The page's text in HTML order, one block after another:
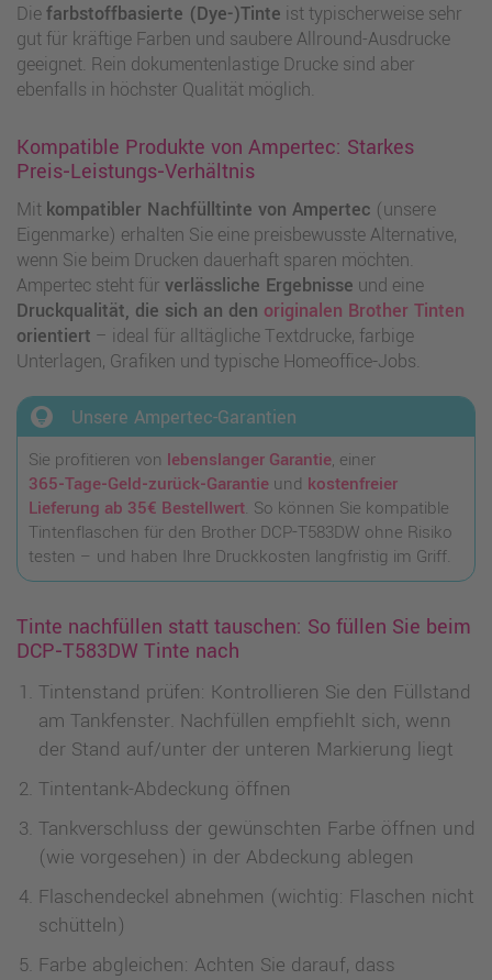
Diefarbstoffbasierte (Dye-)Tinte ist typischerweise sehr
gut für kräftige Farben und saubere Allround-Ausdrucke
geeignet. Rein dokumentenlastige Drucke sind aber
ebenfalls in höchster Qualität möglich.
Kompatible Produkte von Ampertec: Starkes
Preis‑Leistungs‑Verhältnis
Mit kompatibler Nachfülltinte von Ampertec (unsere
Eigenmarke) erhalten Sie eine preisbewusste Alternative,
wenn Sie beim Drucken dauerhaft sparen möchten.
Ampertec steht für verlässliche Ergebnisse und eine
Druckqualität, die sich an den originalen Brother Tinten
orientiert – ideal für alltägliche Textdrucke, farbige
Unterlagen, Grafiken und typische Homeoffice‑Jobs.
lightbulb_circle Unsere Ampertec-Garantien
Sie profitieren von lebenslanger Garantie, einer
365‑Tage‑Geld‑zurück‑Garantieund kostenfreier
Lieferung ab 35€ Bestellwert. So können Sie kompatible
Tintenflaschen für den Brother DCP‑T583DW ohne Risiko
testen – und haben Ihre Druckkosten langfristig im Griff.
Tinte nachfüllen statt tauschen: So füllen Sie beim
DCP‑T583DW Tinte nach
Tintenstand prüfen: Kontrollieren Sie den Füllstand
am Tankfenster. Nachfüllen empfiehlt sich, wenn
der Stand auf/unter der unteren Markierung liegt
Tintentank-Abdeckung öffnen
Tankverschluss der gewünschten Farbe öffnen und
(wie vorgesehen) in der Abdeckung ablegen
Flaschendeckel abnehmen (wichtig: Flaschen nicht
schütteln)
Farbe abgleichen: Achten Sie darauf, dass